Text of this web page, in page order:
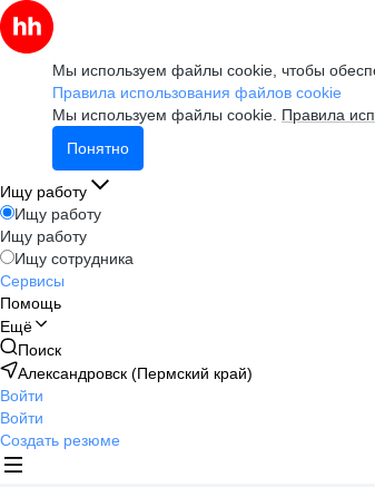
Мы используем файлы cookie, чтобы
Правила использования файлов cookie
Мы используем файлы cookie. Правила
Понятно
Ищу работу
Ищу работу
Ищу работу
Ищу сотрудника
Сервисы
Помощь
Ещё
Поиск
Александровск (Пермский край)
Войти
Войти
Создать резюме